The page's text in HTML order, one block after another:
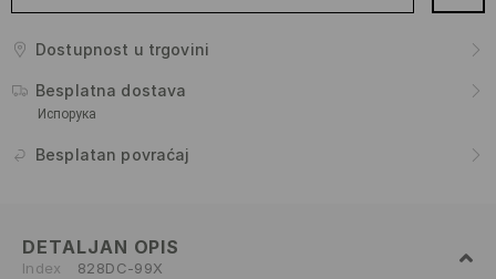
Dostupnost u trgovini
Besplatna dostava
Испорука
Besplatan povraćaj
DETALJAN OPIS
Index 828DC-99X